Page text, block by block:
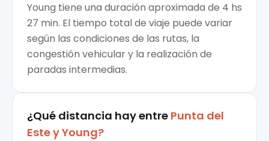
Young tiene una duración aproximada de 4 hs
27 min. El tiempo total de viaje puede variar
según las condiciones de las rutas, la
congestión vehicular y la realización de
paradas intermedias.
¿Qué distancia hay entre Punta del
EsteyYoung?